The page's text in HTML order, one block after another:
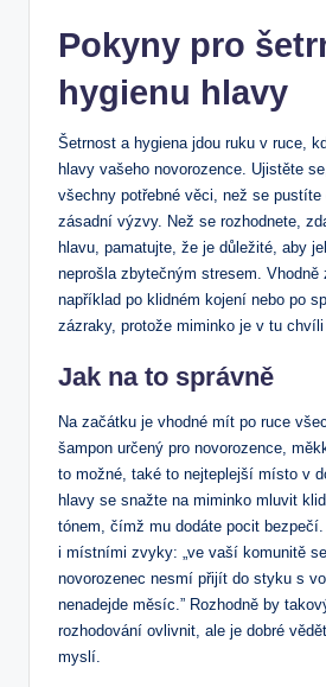
Pokyny pro
hygienu hlavy
Šetrnost a hygiena jdou ruku v ruce,
hlavy vašeho novorozence. Ujistěte
všechny potřebné věci, než se pustíte
zásadní výzvy. Než se rozhodnete,
hlavu, pamatujte, že je důležité, aby
neprošla zbytečným stresem.
například po klidném kojení nebo po
zázraky, protože miminko je v tu
Jak na to správně
Na začátku je vhodné mít po ruce
šampon určený pro novorozence,
to možné, také to nejteplejší místo v
hlavy se snažte na miminko mluvit
tónem, čímž mu dodáte pocit
i místními zvyky: „ve vaší komunitě
novorozenec nesmí přijít do styku s
nenadejde měsíc.” Rozhodně by
rozhodování ovlivnit, ale je dobré
myslí.